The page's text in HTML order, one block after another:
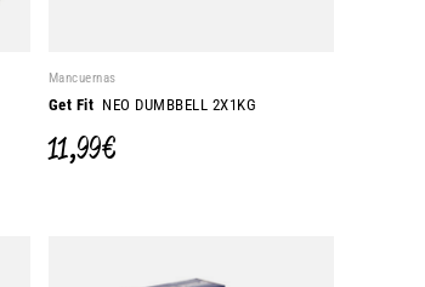
Mancuernas
Get Fit NEO DUMBBELL 2X1KG
11,99 €